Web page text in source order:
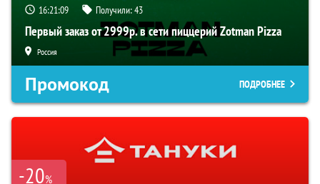
16:21:09 Получили:43
Первый заказ от 2999р. в сети пиццерий Zotman Pizza
Россия
Промокод ПОДРОБНЕЕ
-20%